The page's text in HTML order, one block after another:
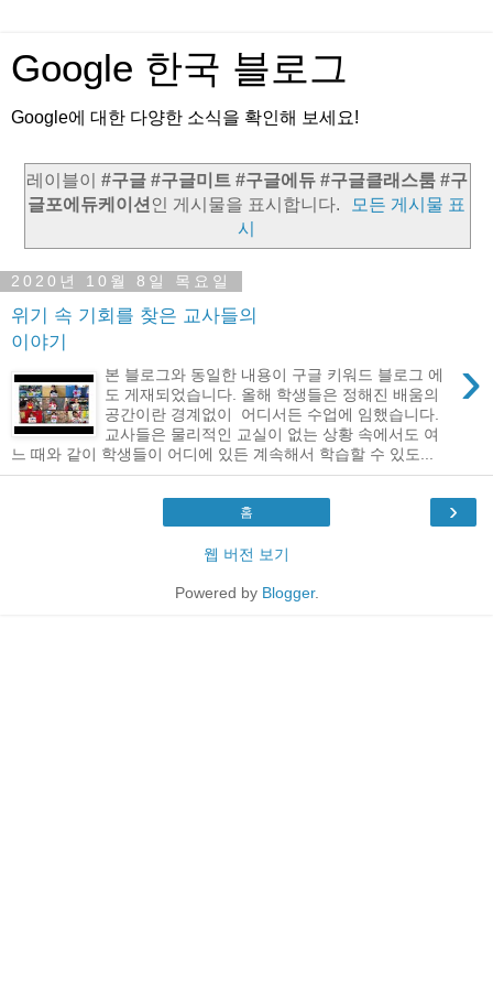
Google 한국 블로그
Google에 대한 다양한 소식을 확인해 보세요!
레이블이 #구글 #구글미트 #구글에듀 #구글클래스룸 #구
글포에듀케이션 인 게시물을 표시합니다.
모든 게시물 표
시
2020년 10월 8일 목요일
위기 속 기회를 찾은 교사들의
이야기
›
본 블로그와 동일한 내용이 구글 키워드 블로그 에
도 게재되었습니다. 올해 학생들은 정해진 배움의
공간이란 경계없이 어디서든 수업에 임했습니다.
교사들은 물리적인 교실이 없는 상황 속에서도 여
느 때와 같이 학생들이 어디에 있든 계속해서 학습할 수 있도...
›
홈
웹 버전 보기
Powered by Blogger.